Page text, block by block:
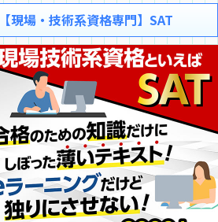
【現場・技術系資格専門】SAT